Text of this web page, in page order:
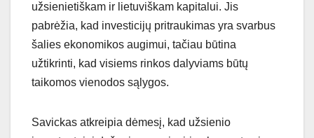
užsienietiškam ir lietuviškam kapitalui. Jis
pabrėžia, kad investicijų pritraukimas yra svarbus
šalies ekonomikos augimui, tačiau būtina
užtikrinti, kad visiems rinkos dalyviams būtų
taikomos vienodos sąlygos.
Savickas atkreipia dėmesį, kad užsienio